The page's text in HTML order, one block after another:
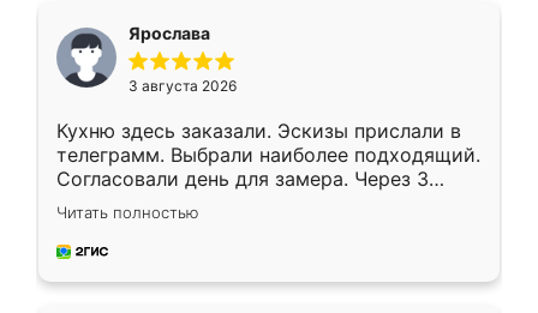
Ярослава
3 августа 2026
Кухню здесь заказали. Эскизы прислали в
телеграмм. Выбрали наиболее подходящий.
Согласовали день для замера. Через 3
недели кухня была уже готова. Остались
довольны работой. Спасибо Ренессанс
мебель за качественную работу!
Читать полностью